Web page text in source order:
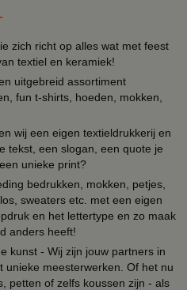
zich richt op alles wat met feest
textiel en keramiek!
uitgebreid assortiment
fun t-shirts, hoeden, mokken,
wij een eigen textieldrukkerij en
tekst, een slogan, een quote je
unieke print?
bedrukken, mokken, petjes,
sweaters etc. met een eigen
en het lettertype en zo maak
anders heeft!
kunst - Wij zijn jouw partners in
unieke meesterwerken. Of het nu
petten of zelfs koussen zijn - als